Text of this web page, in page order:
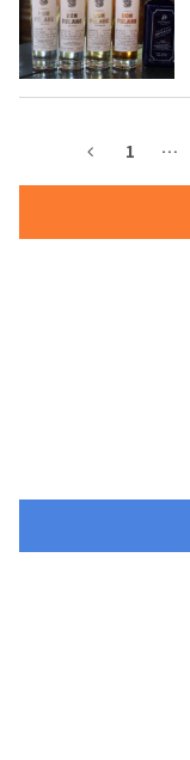
About
1 …